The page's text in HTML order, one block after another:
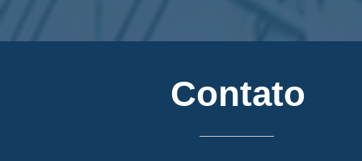
Contato